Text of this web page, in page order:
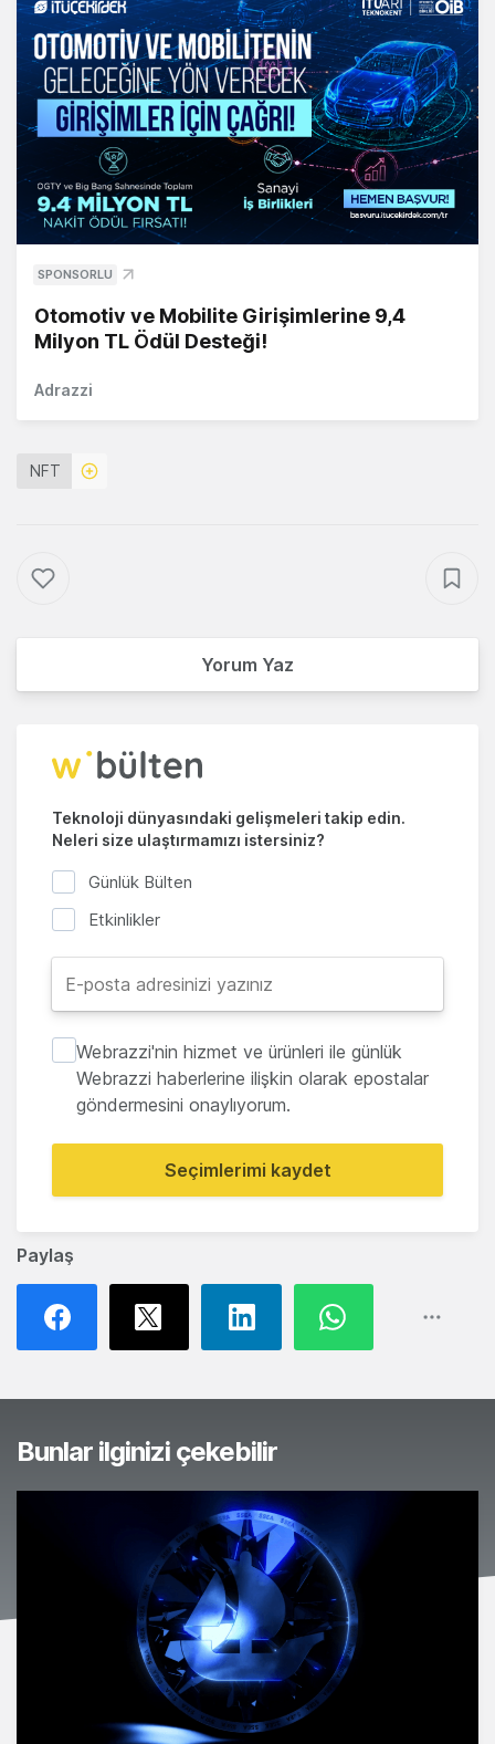
Paylaş
SPONSORLU
Otomotiv ve Mobilite Girişimlerine 9,4
Milyon TL Ödül Desteği!
Adrazzi
NFT
Yorum Yaz
Teknoloji dünyasındaki gelişmeleri takip edin.
Neleri size ulaştırmamızı istersiniz?
Günlük Bülten
Etkinlikler
Webrazzi'nin hizmet ve ürünleri ile günlük
Webrazzi haberlerine ilişkin olarak epostalar
göndermesini onaylıyorum.
Seçimlerimi kaydet
Bunlar ilginizi çekebilir